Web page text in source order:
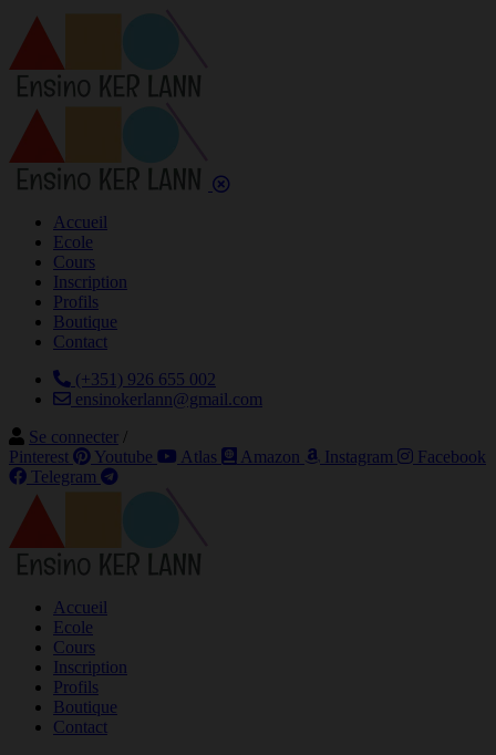
Accueil
Ecole
Cours
Inscription
Profils
Boutique
Contact
(+351) 926 655 002
ensinokerlann@gmail.com
Se connecter /
Pinterest
Youtube Atlas Amazon Instagram
Facebook
Telegram
Accueil
Ecole
Cours
Inscription
Profils
Boutique
Contact